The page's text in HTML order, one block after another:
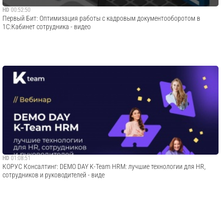
HD 00:52:50
Первый Бит: Оптимизация работы с кадровым документооборотом в
1С:Кабинет сотрудника - видео
HD 01:08:51
​КОРУС Консалтинг: DEMO DAY K-Team HRM: лучшие технологии для HR,
сотрудников и руководителей - виде